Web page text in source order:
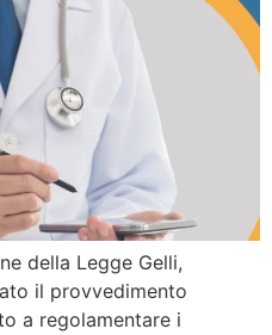
della Legge Gelli,
il provvedimento
a regolamentare i